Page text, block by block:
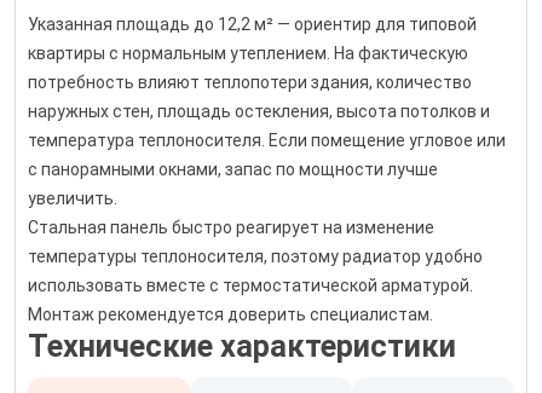
Указанная площадь до 12,2 м² — ориентир для типовой
квартиры с нормальным утеплением. На фактическую
потребность влияют теплопотери здания, количество
наружных стен, площадь остекления, высота потолков и
температура теплоносителя. Если помещение угловое или
с панорамными окнами, запас по мощности лучше
увеличить.
Стальная панель быстро реагирует на изменение
температуры теплоносителя, поэтому радиатор удобно
использовать вместе с термостатической арматурой.
Монтаж рекомендуется доверить специалистам.
Технические характеристики